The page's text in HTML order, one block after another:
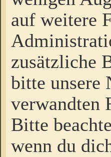
auf weitere
zusätzliche
bitte unsere
verwandten
Bitte
wenn du